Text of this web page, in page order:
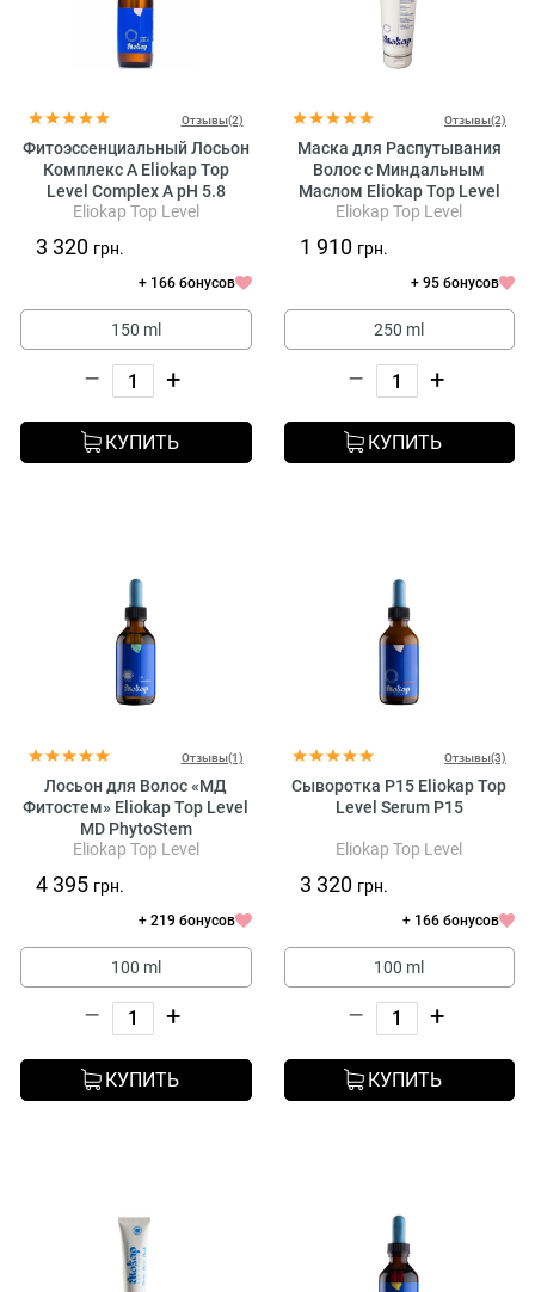
Отзывы(2)
Фитоэссенциальный Лосьон
Комплекс A Eliokap Top
Level Complex A pH 5.8
Eliokap Top Level
3 320 грн.
+ 166 бонусов
150 ml
– +
КУПИТЬ
Отзывы(2)
Маска для Распутывания
Волос с Миндальным
Маслом Eliokap Top Level
Maschera Ristrutturante
Eliokap Top Level
1 910 грн.
+ 95 бонусов
250 ml
– +
КУПИТЬ
Отзывы(1)
Лосьон для Волос «МД
Фитостем» Eliokap Top Level
MD PhytoStem
Eliokap Top Level
4 395 грн.
+ 219 бонусов
100 ml
– +
КУПИТЬ
Отзывы(3)
Сыворотка Р15 Eliokap Top
Level Serum P15
Eliokap Top Level
3 320 грн.
+ 166 бонусов
100 ml
– +
КУПИТЬ